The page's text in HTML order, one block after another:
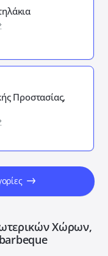
Προστασίας,
Xώρων,